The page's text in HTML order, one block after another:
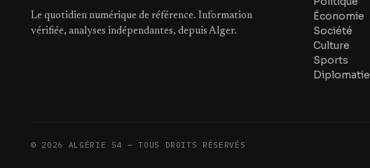
Le quotidien numérique de référence. Information
vérifiée, analyses indépendantes, depuis Alger.
Économie
Société
Culture
Sports
Diplomatie
© 2026 ALGÉRIE 54 — TOUS DROITS RÉSERVÉS